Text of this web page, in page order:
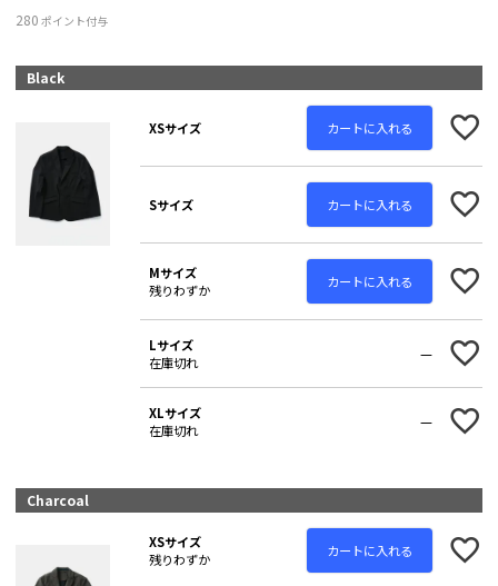
280 ポイント付与
Black
XSサイズ カートに入れる
Sサイズ カートに入れる
Mサイズ
残りわずか
カートに入れる
Lサイズ
在庫切れ
—
XLサイズ
在庫切れ
—
Charcoal
XSサイズ
残りわずか
カートに入れる